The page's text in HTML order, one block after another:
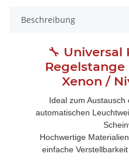
Beschreibung
🔧
Xenon /
Ideal zum
automatischen
Hochwertige
einfache